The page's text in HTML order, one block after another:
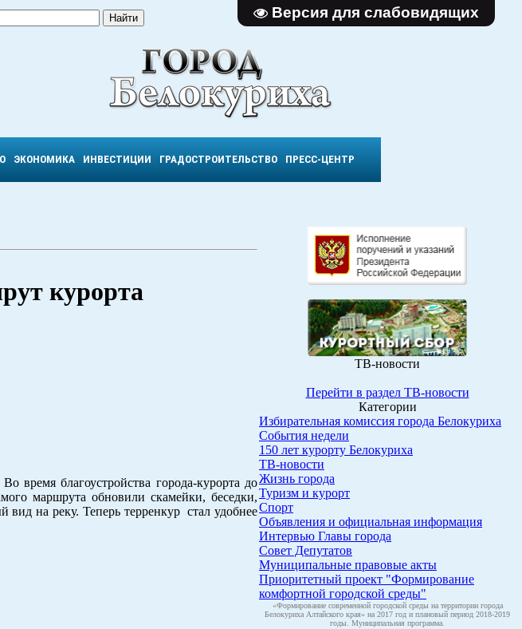
Версия для слабовидящих
ЭКОНОМИКА ИНВЕСТИЦИИ ГРАДОСТРОИТЕЛЬСТВО ПРЕСС-ЦЕНТР
курорта
время благоустройства города-курорта до
маршрута обновили скамейки, беседки,
на реку. Теперь терренкур стал удобнее
ТВ-новости
Перейти в раздел ТВ-новости
Категории
Избирательная комиссия города Белокуриха
События недели
150 лет курорту Белокуриха
ТВ-новости
Жизнь города
Туризм и курорт
Спорт
Объявления и официальная информация
Интервью Главы города
Совет Депутатов
Муниципальные правовые акты
Приоритетный проект "Формирование
комфортной городской среды"
«Формирование современной городской среды на территории города
Белокуриха Алтайского края» на 2017 год и плановый период 2018-2019
годы. Муниципальная программа.